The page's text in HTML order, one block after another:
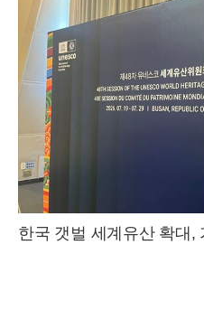
한국 갯벌 세계유산 확대,